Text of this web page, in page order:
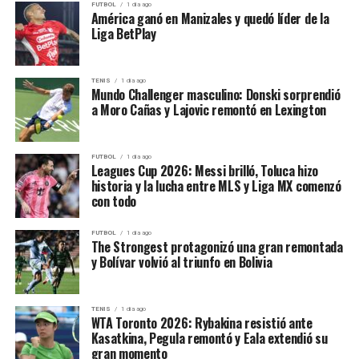
Tener la cuota de socio
al día
Acércate a secretaría o
por nuestros canales
oficiales (WhatsApp socios
3873032500 /
3876137422)
Podes pagarlo con
todos los medios de pago…
pic.twitter.com/Vh8f0sX8Sv
— Juventud Antoniana Oficial (@CJAOficial)
Por eso, el margen de error es reducido. Juventud ya
cumplió una primera misión al sumar en Bahía Blanca.
Pegula aceleró después de un
primer set parejo
Jessica Pegulasuperó a Kamilla Rakhimova por6-4 y 6-
0.
La estadounidense atravesó algunos problemas durante
el primer parcial. Rakhimova consiguió quebrarla
temprano y posteriormente hubo nuevos intercambios
de rupturas, pero Pegula encontró el break decisivo
cuando su rival servía para mantenerse en el set.
FUTBOL 1 día ago
América ganó en Manizales y quedó líder de la
Liga BetPlay
TENIS 1 día ago
Mundo Challenger masculino: Donski sorprendió
a Moro Cañas y Lajovic remontó en Lexington
FUTBOL 1 día ago
Leagues Cup 2026: Messi brilló, Toluca hizo
historia y la lucha entre MLS y Liga MX comenzó
con todo
FUTBOL 1 día ago
The Strongest protagonizó una gran remontada
y Bolívar volvió al triunfo en Bolivia
TENIS 1 día ago
WTA Toronto 2026: Rybakina resistió ante
Kasatkina, Pegula remontó y Eala extendió su
gran momento